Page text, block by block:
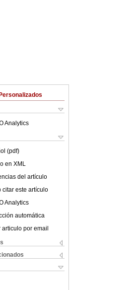
Analytics
(pdf)
en XML
del artículo
citar este artículo
Analytics
automática
articulo por email